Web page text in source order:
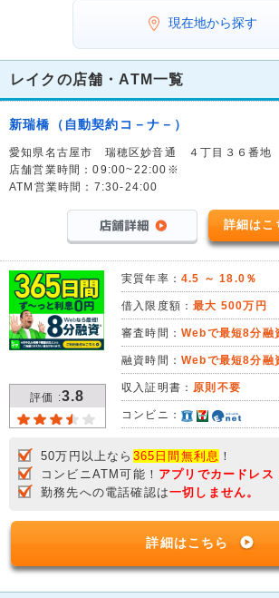
現在地から探す
レイクの店舗・ATM一覧
新瑞橋（自動契約コ－ナ－）
愛知県名古屋市 瑞穂区妙音通 ４丁目３６番地
店舗営業時間：09:00~22:00※
ATM営業時間：7:30-24:00
詳細はこ
評価 :3.8
実質年率： 4.5 ～ 18.0％
借入限度額：最大 500万円
審査時間： Webで最短8分融
融資時間： Webで最短8分融
収入証明書： 原則不要
コンビニ：
50万円以上なら 365日間無利息 ！
コンビニATM可能！ アプリでカードレス
勤務先への電話確認は一切しません。
詳細はこちら